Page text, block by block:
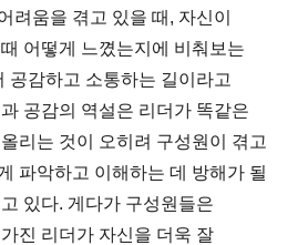
려움을 겪고 있을 때, 자신이
어떻게 느꼈는지에 비춰보는
공감하고 소통하는 길이라고
공감의 역설은 리더가 똑같은
리는 것이 오히려 구성원이 겪고
파악하고 이해하는 데 방해가 될
있다. 게다가 구성원들은
진 리더가 자신을 더욱 잘